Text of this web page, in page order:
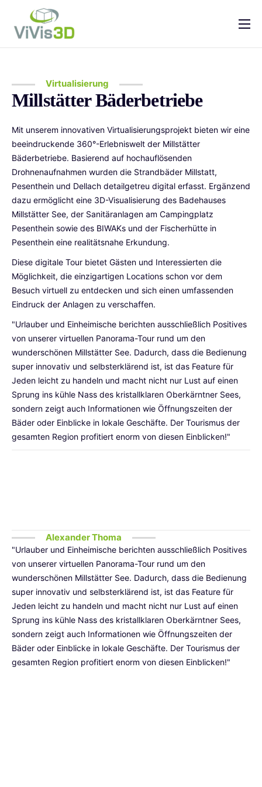
Home
Preise
Hilfe & FAQs
Kontakt
Virtualisierung
Millstätter Bäderbetriebe
Mit unserem innovativen Virtualisierungsprojekt bieten wir eine
beeindruckende 360°-Erlebniswelt der Millstätter
Bäderbetriebe. Basierend auf hochauflösenden
Drohnenaufnahmen wurden die Strandbäder Millstatt,
Pesenthein und Dellach detailgetreu digital erfasst. Ergänzend
dazu ermöglicht eine 3D-Visualisierung des Badehauses
Millstätter See, der Sanitäranlagen am Campingplatz
Pesenthein sowie des BIWAKs und der Fischerhütte in
Pesenthein eine realitätsnahe Erkundung.
Diese digitale Tour bietet Gästen und Interessierten die
Möglichkeit, die einzigartigen Locations schon vor dem
Besuch virtuell zu entdecken und sich einen umfassenden
Eindruck der Anlagen zu verschaffen.
"Urlauber und Einheimische berichten ausschließlich Positives
von unserer virtuellen Panorama-Tour rund um den
wunderschönen Millstätter See. Dadurch, dass die Bedienung
super innovativ und selbsterklärend ist, ist das Feature für
Jeden leicht zu handeln und macht nicht nur Lust auf einen
Sprung ins kühle Nass des kristallklaren Oberkärntner Sees,
sondern zeigt auch Informationen wie Öffnungszeiten der
Bäder oder Einblicke in lokale Geschäfte. Der Tourismus der
gesamten Region profitiert enorm von diesen Einblicken!"
Alexander Thoma
"Urlauber und Einheimische berichten ausschließlich Positives
von unserer virtuellen Panorama-Tour rund um den
wunderschönen Millstätter See. Dadurch, dass die Bedienung
super innovativ und selbsterklärend ist, ist das Feature für
Jeden leicht zu handeln und macht nicht nur Lust auf einen
Sprung ins kühle Nass des kristallklaren Oberkärntner Sees,
sondern zeigt auch Informationen wie Öffnungszeiten der
Bäder oder Einblicke in lokale Geschäfte. Der Tourismus der
gesamten Region profitiert enorm von diesen Einblicken!"